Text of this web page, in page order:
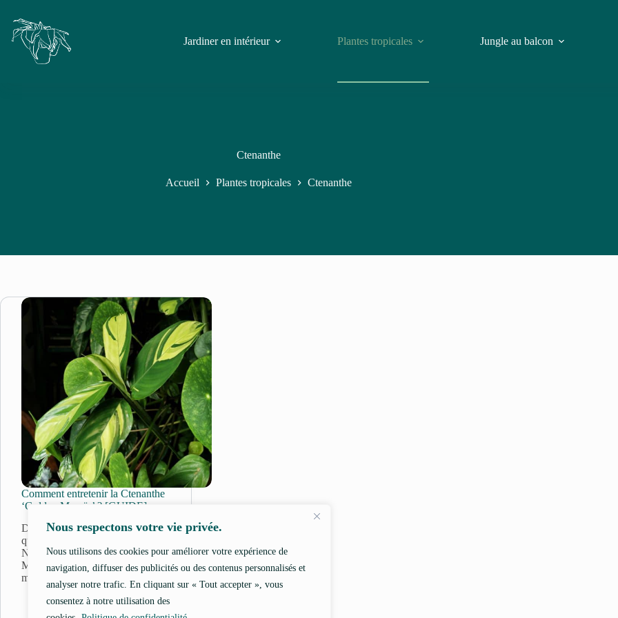
Nous respectons votre vie privée.
Nous utilisons des cookies pour améliorer votre expérience de
navigation, diffuser des publicités ou des contenus personnalisés et
analyser notre trafic. En cliquant sur « Tout accepter », vous
consentez à notre utilisation des
Jardiner en intérieur Plantes tropicales Jungle au balcon
Ctenanthe
Accueil Plantes tropicales Ctenanthe
Comment entretenir la Ctenanthe
‘Golden Mosaïc’ ? [GUIDE]
Dans ma jungle, il y a une plante
qui fait toujours son petit effet.
Non, je ne parle pas l’énorme
Monstera deliciosa qui envahit
ma…
14 février 2025
Ctenanthe